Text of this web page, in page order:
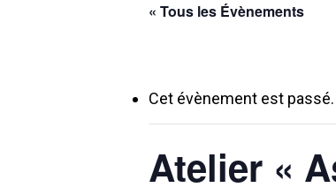
« Tous les Évènements
Cet évènement est passé.
Atelier «